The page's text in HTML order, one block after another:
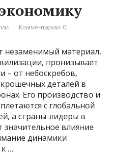
Комментарии: 0
незаменимый материал,
пронизывает
– от небоскребов,
деталей в
Его производство и
с глобальной
а страны-лидеры в
влияние
динамики
…